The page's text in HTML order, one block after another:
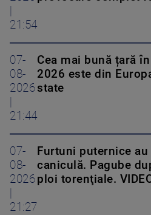
21:54
07-
08-
2026
21:44
Cea mai bună țară
2026 este din
state
07-
08-
2026
21:27
Furtuni puternice
caniculă. Pagube
ploi torenţiale.